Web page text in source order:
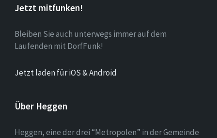
Jetzt mitfunken!
Bleiben Sie auch unterwegs immer auf dem
Laufenden mit DorfFunk!
Jetzt laden für iOS & Android
Über Heggen
Heggen, eine der drei “Metropolen” in der Gemeinde